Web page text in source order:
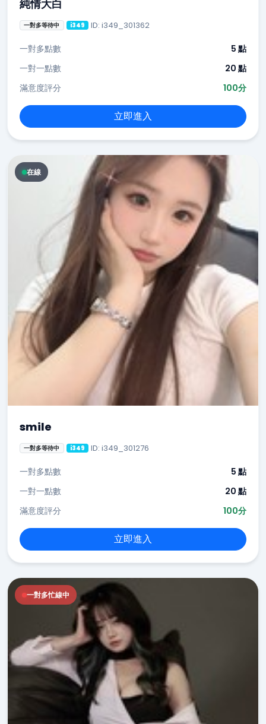
純情大白
一對多等待中 i349 ID: i349_301362
一對多點數
5 點
一對一點數
20 點
滿意度評分
100分
立即進入
在線
smile
一對多等待中 i349 ID: i349_301276
一對多點數
5 點
一對一點數
20 點
滿意度評分
100分
立即進入
一對多忙線中